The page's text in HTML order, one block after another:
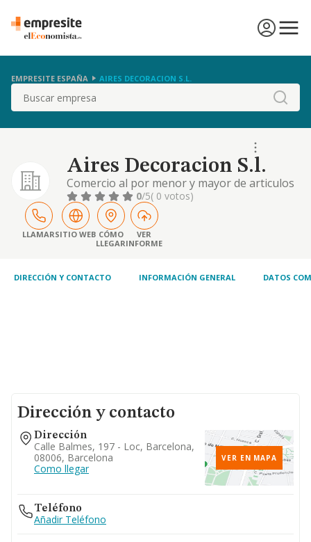
EMPRESITE ESPAÑA AIRES DECORACION S.L.
Buscar
Aires Decoracion S.l.
Comercio al por menor y mayor de articulos
para el hogar, textiles, muebles y menaje,
con establecimientos abiertos al publico,
importacion y exportacion de articulos para
el hogar, etc
0/5( 0 votos)
LLAMARSITIO WEB CÓMO
LLEGAR
VER
INFORME
DIRECCIÓN Y CONTACTO INFORMACIÓN GENERAL DATOS
Dirección y contacto
Dirección
Calle Balmes, 197 - Loc, Barcelona,
08006, Barcelona
Como llegar
VER EN MAPA
Teléfono
Añadir Teléfono